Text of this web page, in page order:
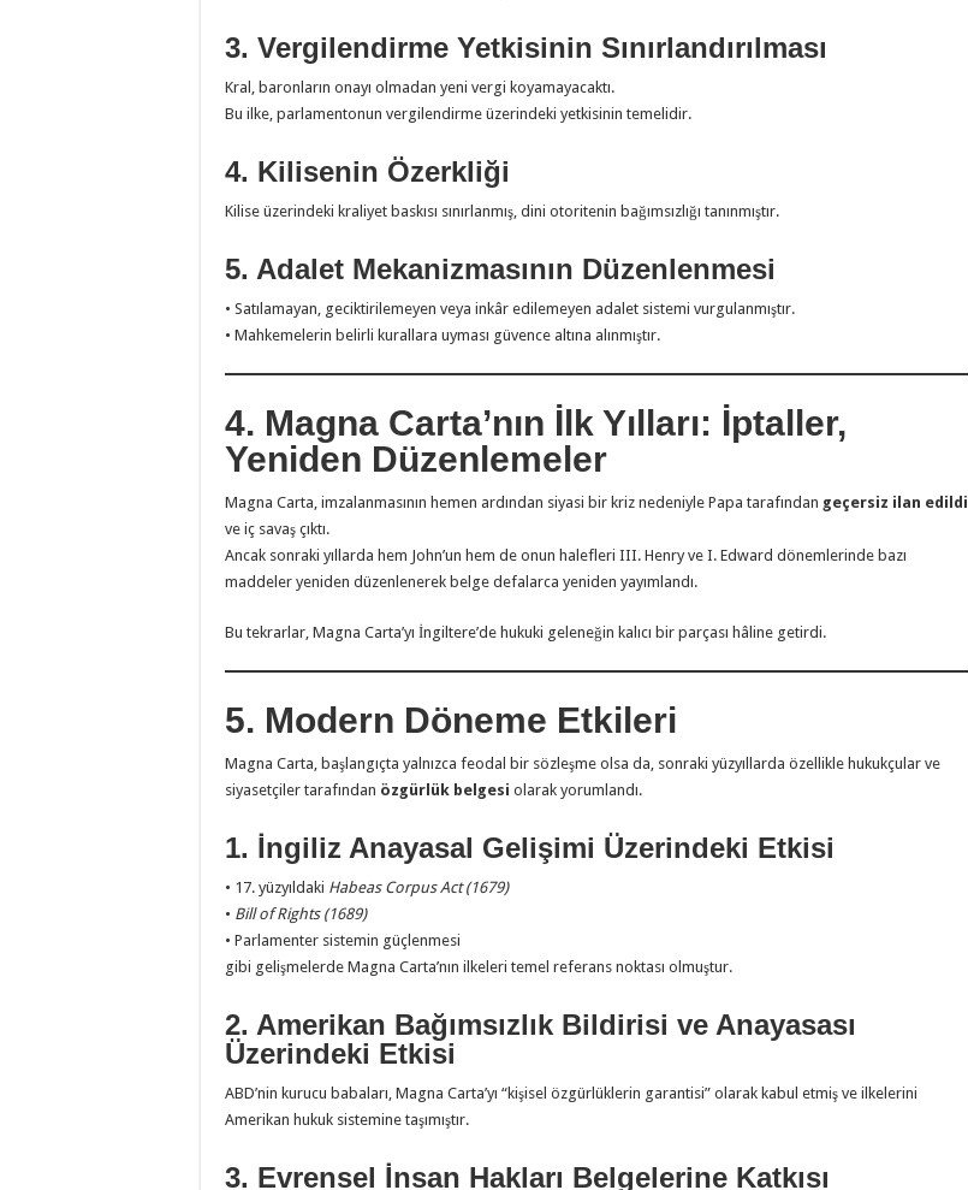
3. Vergilendirme Yetkisinin Sınırlandırılması
Kral, baronların onayı olmadan yeni vergi koyamayacaktı.
Bu ilke, parlamentonun vergilendirme üzerindeki yetkisinin temelidir.
4. Kilisenin Özerkliği
Kilise üzerindeki kraliyet baskısı sınırlanmış, dini otoritenin bağımsızlığı tanınmıştır.
5. Adalet Mekanizmasının Düzenlenmesi
• Satılamayan, geciktirilemeyen veya inkâr edilemeyen adalet sistemi vurgulanmıştır.
• Mahkemelerin belirli kurallara uyması güvence altına alınmıştır.
4. Magna Carta’nın İlk Yılları: İptaller,
Yeniden Düzenlemeler
Magna Carta, imzalanmasının hemen ardından siyasi bir kriz nedeniyle Papa tarafından geçersiz ilan edildi
ve iç savaş çıktı.
Ancak sonraki yıllarda hem John’un hem de onun halefleri III. Henry ve I. Edward dönemlerinde bazı
maddeler yeniden düzenlenerek belge defalarca yeniden yayımlandı.
Bu tekrarlar, Magna Carta’yı İngiltere’de hukuki geleneğin kalıcı bir parçası hâline getirdi.
5. Modern Döneme Etkileri
Magna Carta, başlangıçta yalnızca feodal bir sözleşme olsa da, sonraki yüzyıllarda özellikle hukukçular ve
siyasetçiler tarafından özgürlük belgesi olarak yorumlandı.
1. İngiliz Anayasal Gelişimi Üzerindeki Etkisi
• 17. yüzyıldaki Habeas Corpus Act (1679)
• Bill of Rights (1689)
• Parlamenter sistemin güçlenmesi
gibi gelişmelerde Magna Carta’nın ilkeleri temel referans noktası olmuştur.
2. Amerikan Bağımsızlık Bildirisi ve Anayasası
Üzerindeki Etkisi
ABD’nin kurucu babaları, Magna Carta’yı “kişisel özgürlüklerin garantisi” olarak kabul etmiş ve ilkelerini
Amerikan hukuk sistemine taşımıştır.
3. Evrensel İnsan Hakları Belgelerine Katkısı